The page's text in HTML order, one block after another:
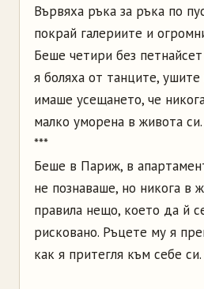
Вървяха ръка за ръка по
покрай галериите и
Беше четири без
я боляха от танците,
имаше усещането, че
малко уморена в живота си.
***
Беше в Париж, в
не познаваше, но никога в
правила нещо, което да й
рисковано. Ръцете му я
как я притегля към себе си.